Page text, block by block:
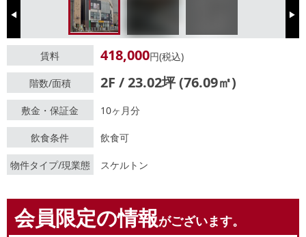
Previous Next
賃料 418,000円(税込)
階数/面積 2F / 23.02坪 (76.09㎡)
敷金・保証金 10ヶ月分
飲食条件 飲食可
物件タイプ/現業態 スケルトン
会員限定の情報がございます。